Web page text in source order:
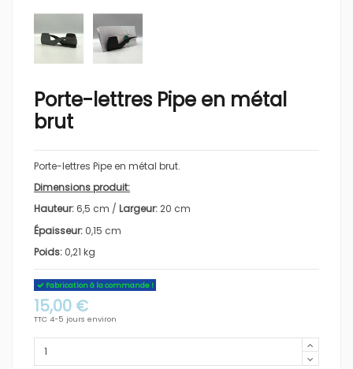
Porte-lettres Pipe en métal
brut
Porte-lettres Pipe en métal brut.
Dimensions produit:
Hauteur:6,5 cm / Largeur:20 cm
Épaisseur: 0,15 cm
Poids: 0,21 kg
Fabrication à la commande !
15,00 €
TTC 4-5 jours environ